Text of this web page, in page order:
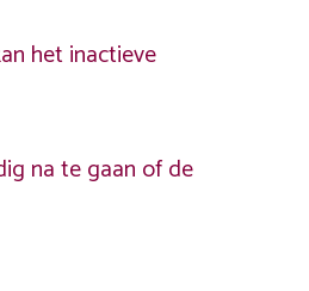
het inactieve
na te gaan of de